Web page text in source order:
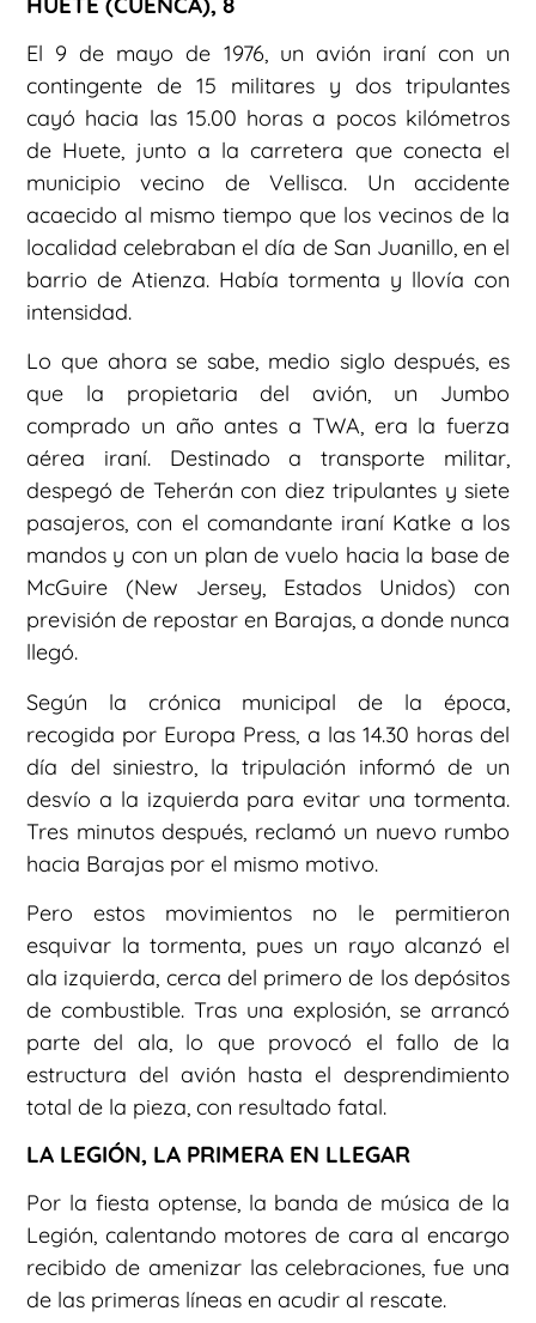
El 9 de mayo de 1976, un avión iraní con un
contingente de 15 militares y dos tripulantes
cayó hacia las 15.00 horas a pocos kilómetros
de Huete, junto a la carretera que conecta el
municipio vecino de Vellisca. Un accidente
acaecido al mismo tiempo que los vecinos de la
localidad celebraban el día de San Juanillo, en el
barrio de Atienza. Había tormenta y llovía con
intensidad.
Lo que ahora se sabe, medio siglo después, es
que la propietaria del avión, un Jumbo
comprado un año antes a TWA, era la fuerza
aérea iraní. Destinado a transporte militar,
despegó de Teherán con diez tripulantes y siete
pasajeros, con el comandante iraní Katke a los
mandos y con un plan de vuelo hacia la base de
McGuire (New Jersey, Estados Unidos) con
previsión de repostar en Barajas, a donde nunca
llegó.
Según la crónica municipal de la época,
recogida por Europa Press, a las 14.30 horas del
día del siniestro, la tripulación informó de un
desvío a la izquierda para evitar una tormenta.
Tres minutos después, reclamó un nuevo rumbo
hacia Barajas por el mismo motivo.
Pero estos movimientos no le permitieron
esquivar la tormenta, pues un rayo alcanzó el
ala izquierda, cerca del primero de los depósitos
de combustible. Tras una explosión, se arrancó
parte del ala, lo que provocó el fallo de la
estructura del avión hasta el desprendimiento
total de la pieza, con resultado fatal.
LA LEGIÓN, LA PRIMERA EN LLEGAR
Por la fiesta optense, la banda de música de la
Legión, calentando motores de cara al encargo
recibido de amenizar las celebraciones, fue una
de las primeras líneas en acudir al rescate.